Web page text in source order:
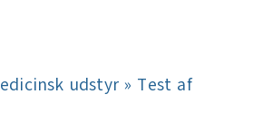
udstyr» Test af